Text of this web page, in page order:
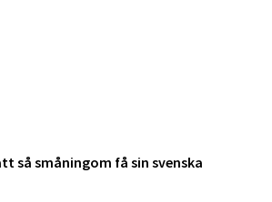
så småningom få sin svenska